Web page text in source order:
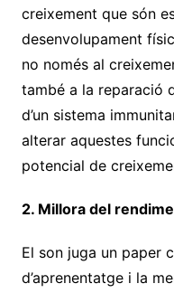
creixement que són
desenvolupament
no només al
també a la reparació
d’un sistema
alterar aquestes
potencial de
2. Millora del
El son juga un paper
d’aprenentatge i la